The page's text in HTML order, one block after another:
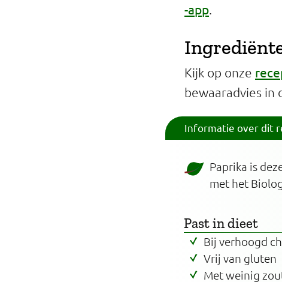
-app
Kijk op onze
bewaaradvies in
Informatie over dit
Paprika is
met het
Past in dieet
Bij verhoogd
Vrij van gluten
Met weinig